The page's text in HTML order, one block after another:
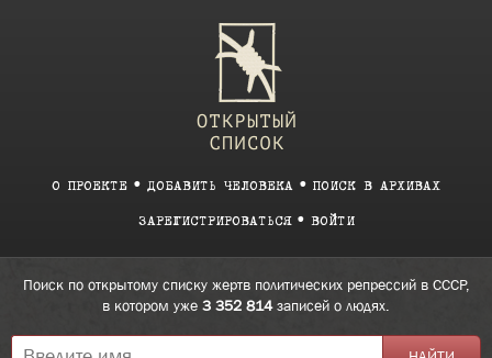
О ПРОЕКТЕ ДОБАВИТЬ ЧЕЛОВЕКА ПОИСК В АРХИВАХ
ЗАРЕГИСТРИРОВАТЬСЯ ВОЙТИ
Поиск по открытому списку жертв политических репрессий в СССР,
в котором уже 3 352 814записей о людях.